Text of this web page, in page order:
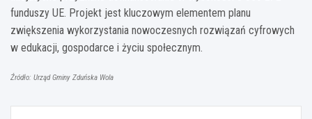
funduszy UE. Projekt jest kluczowym elementem planu
zwiększenia wykorzystania nowoczesnych rozwiązań cyfrowych
w edukacji, gospodarce i życiu społecznym.
Źródło: Urząd Gminy Zduńska Wola